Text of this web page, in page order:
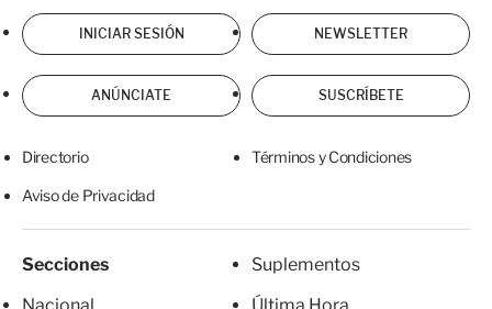
INICIAR SESIÓN NEWSLETTER
ANÚNCIATE SUSCRÍBETE
Directorio Términos y Condiciones
Aviso de Privacidad
Secciones
Suplementos